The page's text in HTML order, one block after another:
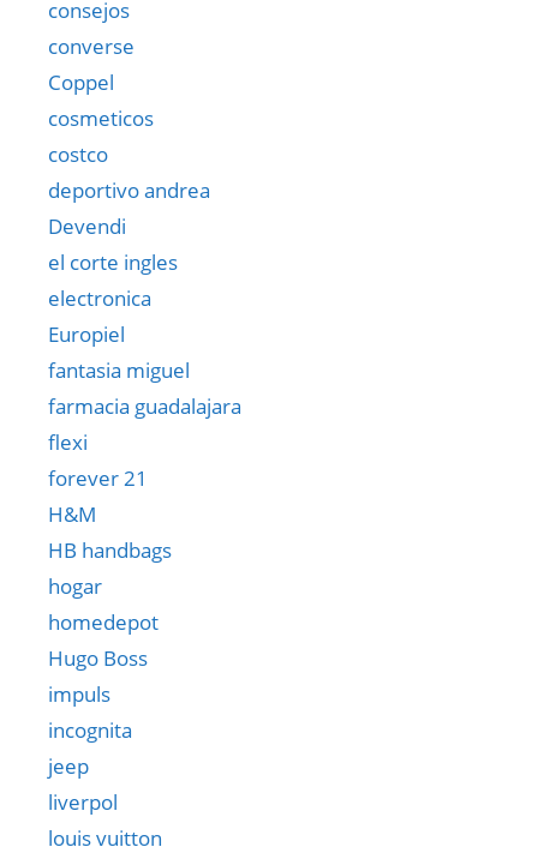
consejos
converse
Coppel
cosmeticos
costco
deportivo andrea
Devendi
el corte ingles
electronica
Europiel
fantasia miguel
farmacia guadalajara
flexi
forever 21
H&M
HB handbags
hogar
homedepot
Hugo Boss
impuls
incognita
jeep
liverpol
louis vuitton